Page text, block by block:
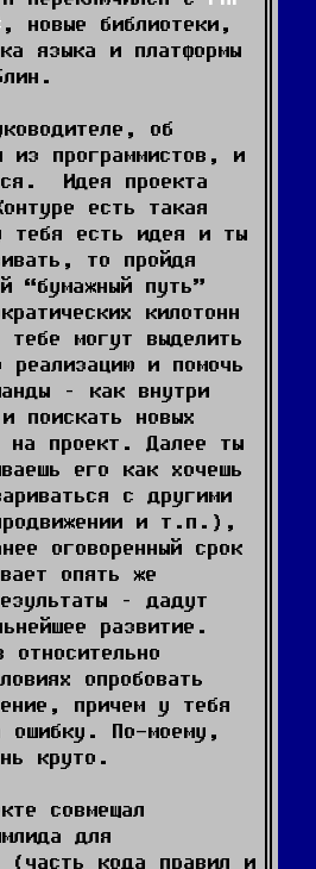
, новые библиотеки,
языка и платформы
об
из программистов, и
Идея проекта
есть такая
тебя есть идея и ты
то пройдя
“бумажный путь”
килотонн
тебе могут выделить
реализацию и помочь
– как внутри
поискать новых
на проект. Далее ты
его как хочешь
с другими
и т.п.),
оговоренный срок
опять же
– дадут
развитие.
опробовать
причем у тебя
ошибку. По-моему,
круто.
совмещал
для
(часть кода правил и